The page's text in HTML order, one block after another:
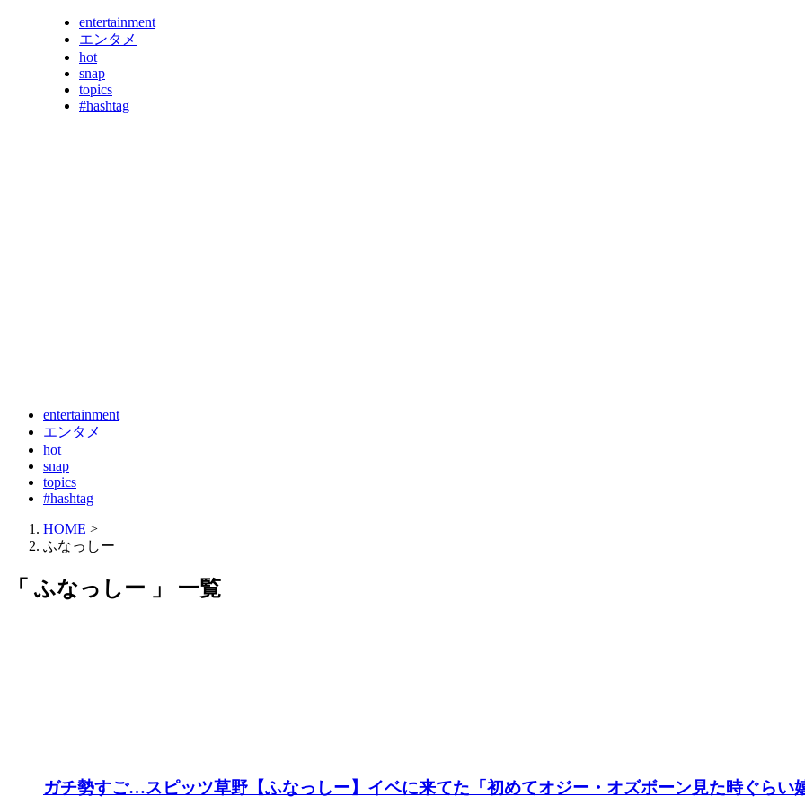
entertainment
エンタメ
hot
snap
topics
#hashtag
entertainment
エンタメ
hot
snap
topics
#hashtag
HOME >
ふなっしー
「 ふなっしー 」 一覧
ガチ勢すご…スピッツ草野【ふなっしー】イベに来てた「初めてオジー・オズボーン見た時ぐらい